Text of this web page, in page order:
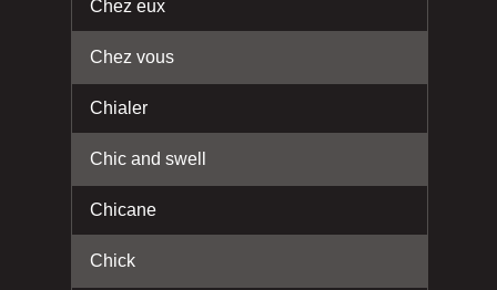
Chez eux
Chez vous
Chialer
Chic and swell
Chicane
Chick